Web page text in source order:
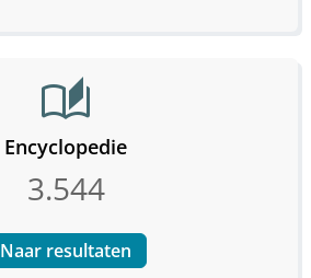
auto_stories
Encyclopedie
3.544
Naar resultaten